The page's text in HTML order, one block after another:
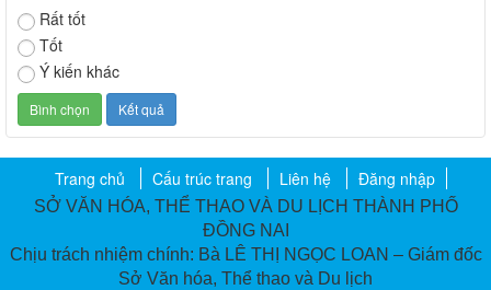
Rất tốt
Tốt
Ý kiến khác
Trang chủ Cấu trúc trang Liên hệ Đăng nhập
SỞ VĂN HÓA, THỂ THAO VÀ DU LỊCH THÀNH PHỐ
ĐỒNG NAI
Chịu trách nhiệm chính: Bà LÊ THỊ NGỌC LOAN – Giám đốc
Sở Văn hóa, Thể thao và Du lịch